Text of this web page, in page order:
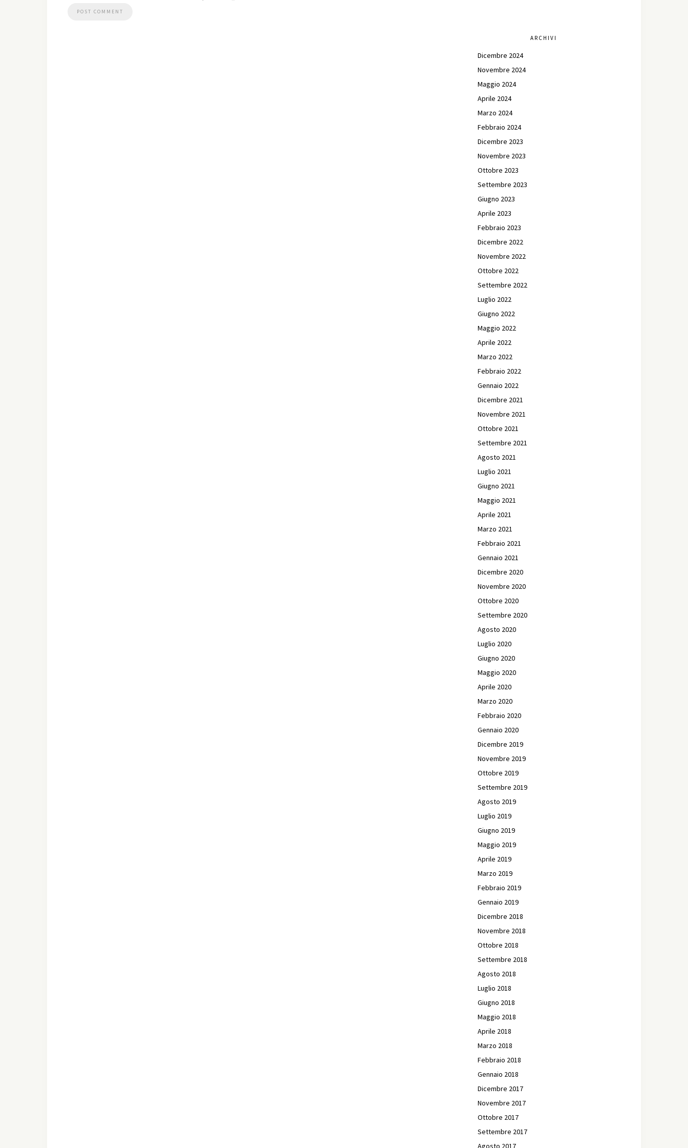
ARCHIVI
Dicembre 2024
Novembre 2024
Maggio 2024
Aprile 2024
Marzo 2024
Febbraio 2024
Dicembre 2023
Novembre 2023
Ottobre 2023
Settembre 2023
Giugno 2023
Aprile 2023
Febbraio 2023
Dicembre 2022
Novembre 2022
Ottobre 2022
Settembre 2022
Luglio 2022
Giugno 2022
Maggio 2022
Aprile 2022
Marzo 2022
Febbraio 2022
Gennaio 2022
Dicembre 2021
Novembre 2021
Ottobre 2021
Settembre 2021
Agosto 2021
Luglio 2021
Giugno 2021
Maggio 2021
Aprile 2021
Marzo 2021
Febbraio 2021
Gennaio 2021
Dicembre 2020
Novembre 2020
Ottobre 2020
Settembre 2020
Agosto 2020
Luglio 2020
Giugno 2020
Maggio 2020
Aprile 2020
Marzo 2020
Febbraio 2020
Gennaio 2020
Dicembre 2019
Novembre 2019
Ottobre 2019
Settembre 2019
Agosto 2019
Luglio 2019
Giugno 2019
Maggio 2019
Aprile 2019
Marzo 2019
Febbraio 2019
Gennaio 2019
Dicembre 2018
Novembre 2018
Ottobre 2018
Settembre 2018
Agosto 2018
Luglio 2018
Giugno 2018
Maggio 2018
Aprile 2018
Marzo 2018
Febbraio 2018
Gennaio 2018
Dicembre 2017
Novembre 2017
Ottobre 2017
Settembre 2017
Agosto 2017